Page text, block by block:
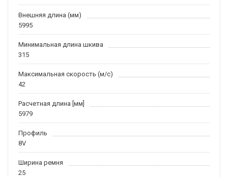
Внешняя длина (мм)
5995
Минимальная длина шкива
315
Максимальная скорость (м/c)
42
Расчетная длина [мм]
5979
Профиль
8V
Ширина ремня
25